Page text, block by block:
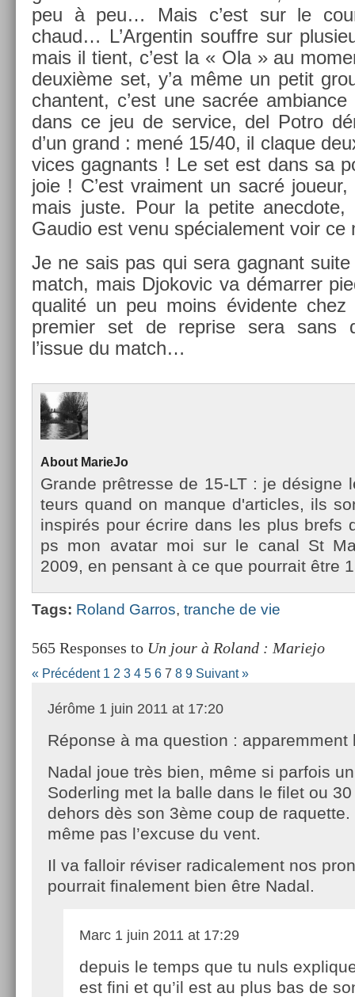
peu à peu… Mais c’est sur le
chaud… L’Ar­gentin souffre sur
mais il tient, c’est la « Ola » au
deuxième set, y’a même un petit
chan­tent, c’est une sacrée
dans ce jeu de ser­vice, del Potro
d’un grand : mené 15/40, il claque
vices gag­nants ! Le set est dans sa
joie ! C’est vrai­ment un sacré
mais juste. Pour la petite an­ec­dote,
Gaudio est venu spéciale­ment voir
Je ne sais pas qui sera gag­nant
match, mais Djokovic va démarr­er
qualité un peu moins éviden­te chez
pre­mi­er set de re­pr­ise sera sans
l’issue du match…
About MarieJo
Gran­de prêtres­se de 15-LT : je désigne
teurs quand on man­que d'ar­ticles, ils
in­spirés pour écrire dans les plus brefs
ps mon avatar moi sur le canal St
2009, en pen­sant à ce que pour­rait être
Tags: Roland Gar­ros, tranche de vie
565 Responses to Un jour à Roland : Mariejo
« Précédent 1 2 3 4 5 6 7 8 9 Suivant »
Jérôme 1 juin 2011 at 17:20
Réponse à ma question : apparemment
Nadal joue très bien, même si parfois
Soderling met la balle dans le filet ou
dehors dès son 3ème coup de raquette.
même pas l’excuse du vent.
Il va falloir réviser radicalement nos
pourrait finalement bien être Nadal.
Marc 1 juin 2011 at 17:29
depuis le temps que tu nuls
est fini et qu’il est au plus bas de